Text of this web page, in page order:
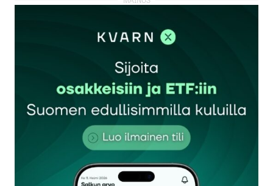
kirjautua
rekisteröityä
Sähköpostiosoitettasi ei julkaista.Pakolliset
kentät on merkitty*
Kommentti*